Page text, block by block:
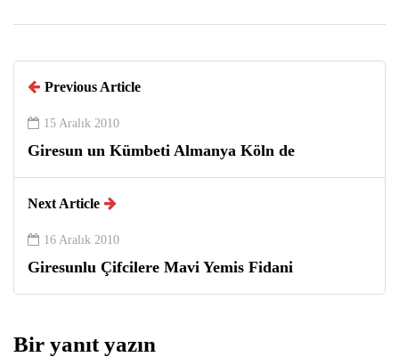
Previous Article
15 Aralık 2010
Giresun un Kümbeti Almanya Köln de
Next Article
16 Aralık 2010
Giresunlu Çifcilere Mavi Yemis Fidani
Bir yanıt yazın